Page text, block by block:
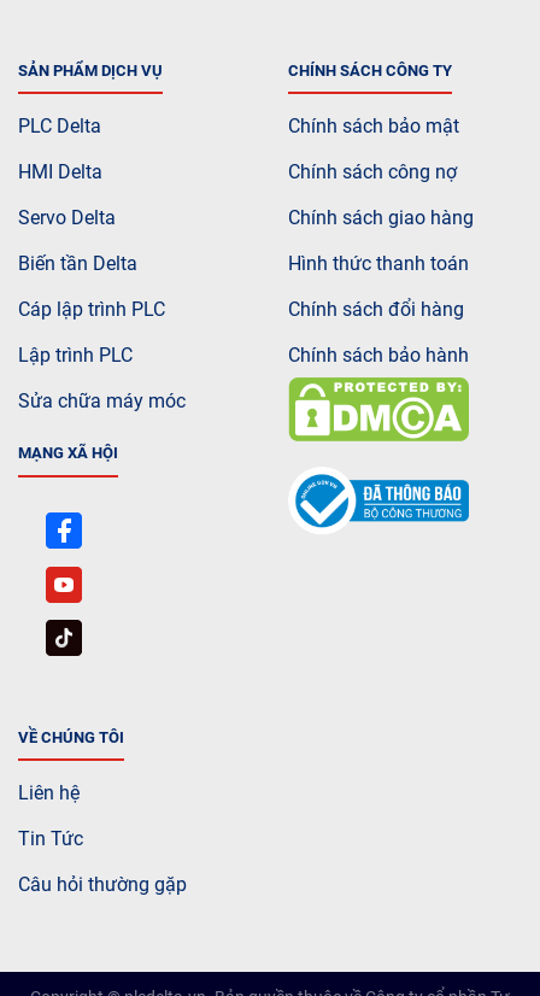
SẢN PHẨM DỊCH VỤ
PLC Delta
HMI Delta
Servo Delta
Biến tần Delta
Cáp lập trình PLC
Lập trình PLC
Sửa chữa máy móc
MẠNG XÃ HỘI
CHÍNH SÁCH CÔNG TY
Chính sách bảo mật
Chính sách công nợ
Chính sách giao hàng
Hình thức thanh toán
Chính sách đổi hàng
Chính sách bảo hành
VỀ CHÚNG TÔI
Liên hệ
Tin Tức
Câu hỏi thường gặp